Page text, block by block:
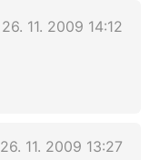
26. 11. 2009 14:12
26. 11. 2009 13:27